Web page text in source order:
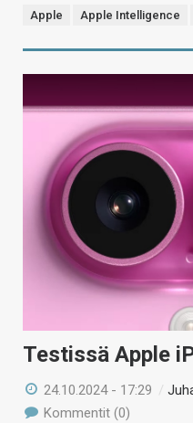
Apple Apple Intelligence
Testissä Apple
24.10.2024 - 17:29 /
Kommentit (0)